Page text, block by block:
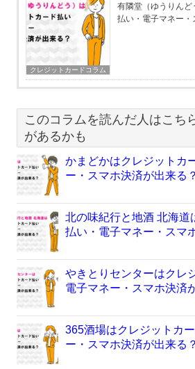
クレジットカードコラム
有隣堂（ゆうりん
払い・電子マネー・
このコラムを読んだ人はこち
があるかも
かまどかはクレジットカ
ー・スマホ決済が出来る？
北の味紀行と地酒 北海道
払い・電子マネー・スマ
やきとりセンターはクレ
電子マネー・スマホ決済
365酒場はクレジットカ
ー・スマホ決済が出来る？